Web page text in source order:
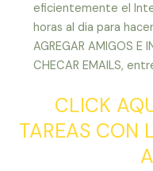
eficientemente el
horas al dia para
AGREGAR AMIGOS E
CHECAR EMAILS,
CLICK
TAREAS CON